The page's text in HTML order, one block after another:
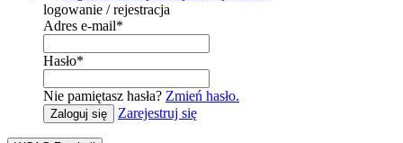
logowanie / rejestracja
Adres e-mail*
Hasło*
Nie pamiętasz hasła? Zmień hasło.
Zaloguj się Zarejestruj się